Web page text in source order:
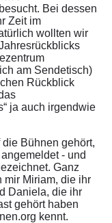
Bei dessen
Zeit im
wollten wir
am Sendetisch)
Rückblick
ja auch irgendwie
Bühnen gehört,
- und
Ganz
mir Miriam, die ihr
Daniela, die ihr
gehört haben
kennt.